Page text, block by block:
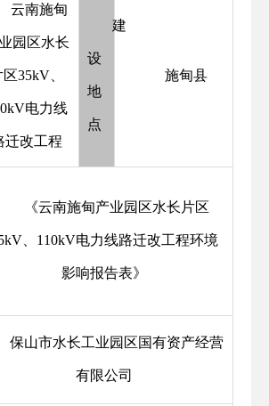
云南施甸
园区水长
区35kV、
电力线
迁改工程
建
设
地
点
施甸县
《云南施甸产业园区水长片区
、110kV电力线路迁改工程环境
影响报告表》
保山市水长工业园区国有资产经营
有限公司